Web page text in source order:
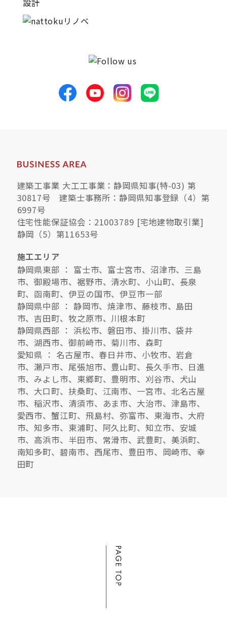
建築工事業 大工工事業：静岡県知事(特-03) 第
30817号 建築士事務所：静岡県知事登録（4）第
6997号
住宅性能保証協会：21003789 [宅地建物取引業]
静岡（5）第11653号
施工エリア
静岡県東部 ： 富士市、富士宮市、沼津市、三島
市、御殿場市、裾野市、清水町、小山町、長泉
町、函南町、伊豆の国市、伊豆市一部
静岡県中部 ： 静岡市、焼津市、藤枝市、島田
市、吉田町、牧之原市、川根本町
静岡県西部 ： 浜松市、磐田市、掛川市、袋井
市、湖西市、御前崎市、菊川市、森町
愛知県 ： 名古屋市、春日井市、小牧市、岩倉
市、瀬戸市、尾張旭市、豊山町、長久手市、日進
市、みよし市、東郷町、豊明市、刈谷市、犬山
市、大口町、扶桑町、江南市、一宮市、北名古屋
市、稲沢市、清須市、あま市、大治市、津島市、
愛西市、蟹江町、飛島村、弥富市、東海市、大府
市、知多市、東浦町、阿久比町、知立市、安城
市、高浜市、半田市、常滑市、武豊町、美浜町、
南知多町、碧南市、西尾市、豊田市、岡崎市、幸
田町